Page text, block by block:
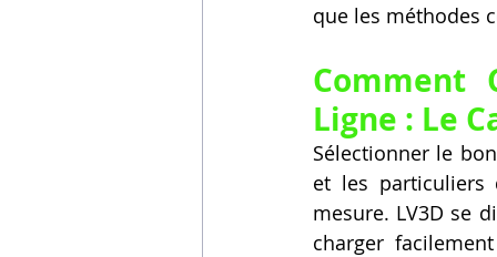
que les méthodes
Comment
Ligne : Le
Sélectionner le bon
et les
mesure. LV3D se
charger